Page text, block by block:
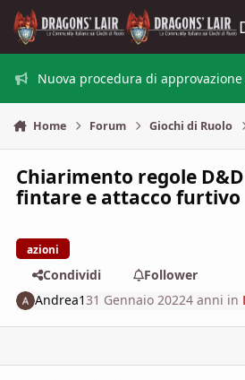
Vai al contenuto
Nuova procedura di
Home Forum Giochi di Ruolo
Chiarimento regole
fintare e attacco furtivo
azioni
Condividi
Follower
Andrea131 Gennaio 20224 anni in